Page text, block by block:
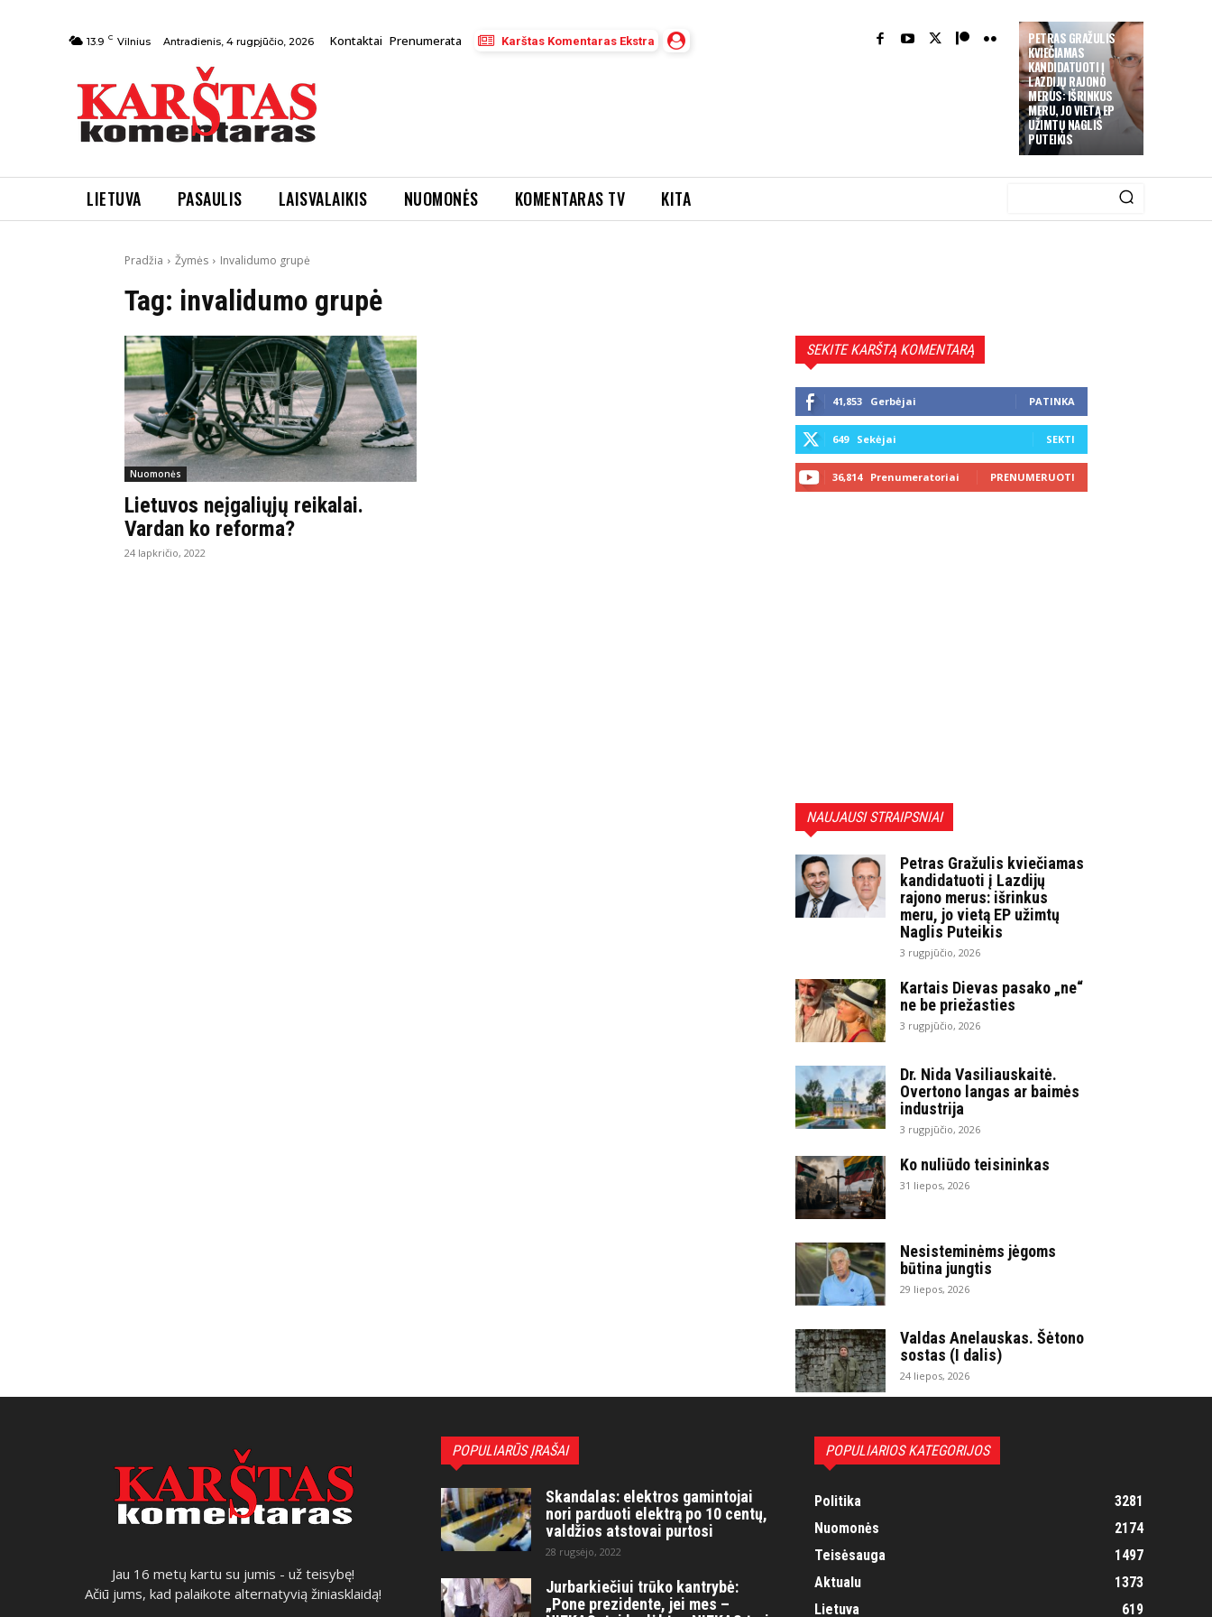
PETRAS GRAŽULIS
KVIEČIAMAS
KANDIDATUOTI Į
LAZDIJŲ RAJONO
MERUS: IŠRINKUS
MERU, JO VIETĄ EP
UŽIMTŲ NAGLIS
PUTEIKIS
13.9 C Vilnius Antradienis, 4 rugpjūčio, 2026 Kontaktai Prenumerata Karštas Komentaras Ekstra
LIETUVA PASAULIS LAISVALAIKIS NUOMONĖS KOMENTARAS TV KITA
Pradžia Žymės Invalidumo grupė
Tag: invalidumo grupė
Nuomonės
Lietuvos neįgaliųjų reikalai.
Vardan ko reforma?
24 lapkričio, 2022
SEKITE KARŠTĄ KOMENTARĄ
41,853 Gerbėjai PATINKA
649 Sekėjai SEKTI
36,814 Prenumeratoriai PRENUMERUOTI
NAUJAUSI STRAIPSNIAI
Petras Gražulis kviečiamas
kandidatuoti į Lazdijų
rajono merus: išrinkus
meru, jo vietą EP užimtų
Naglis Puteikis
3 rugpjūčio, 2026
Kartais Dievas pasako „ne“
ne be priežasties
3 rugpjūčio, 2026
Dr. Nida Vasiliauskaitė.
Overtono langas ar baimės
industrija
3 rugpjūčio, 2026
Ko nuliūdo teisininkas
31 liepos, 2026
Nesisteminėms jėgoms
būtina jungtis
29 liepos, 2026
Valdas Anelauskas. Šėtono
sostas (I dalis)
24 liepos, 2026
Jau 16 metų kartu su jumis - už teisybę!
Ačiū jums, kad palaikote alternatyvią žiniasklaidą!
POPULIARŪS ĮRAŠAI
Skandalas: elektros gamintojai
nori parduoti elektrą po 10 centų,
valdžios atstovai purtosi
28 rugsėjo, 2022
Jurbarkiečiui trūko kantrybė:
„Pone prezidente, jei mes –
POPULIARIOS KATEGORIJOS
Politika
3281
Nuomonės
2174
Teisėsauga
1497
Aktualu
1373
Lietuva
619